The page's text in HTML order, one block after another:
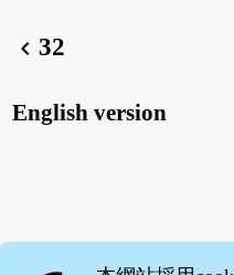
chevron_left32
English version